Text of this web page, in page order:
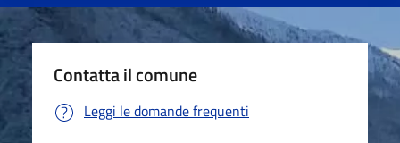
Contatta il comune
Leggi le domande frequenti